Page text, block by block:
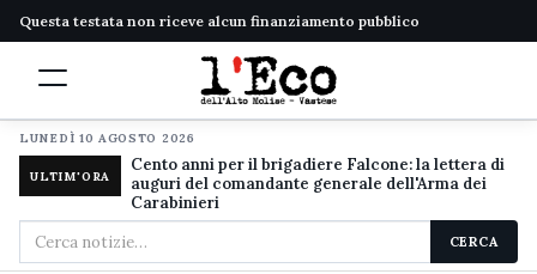
Questa testata non riceve alcun finanziamento pubblico
LUNEDÌ 10 AGOSTO 2026
ULTIM'ORA
Cento anni per il brigadiere Falcone: la lettera di
auguri del comandante generale dell'Arma dei
Carabinieri
Cerca
nel
CERCA